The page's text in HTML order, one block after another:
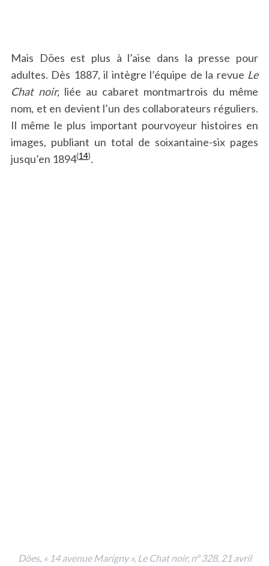
Mais Döes est plus à l’aise dans la presse pour
adultes. Dès 1887, il intègre l’équipe de la revue Le
Chat noir, liée au cabaret montmartrois du même
nom, et en devient l’un des collaborateurs réguliers.
Il même le plus important pourvoyeur histoires en
images, publiant un total de soixantaine-six pages
jusqu’en 1894(14).
Döes, « 14 avenue Marigny », Le Chat noir, n° 328, 21 avril